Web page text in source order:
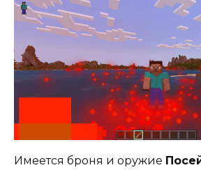
Имеется броня и оружие